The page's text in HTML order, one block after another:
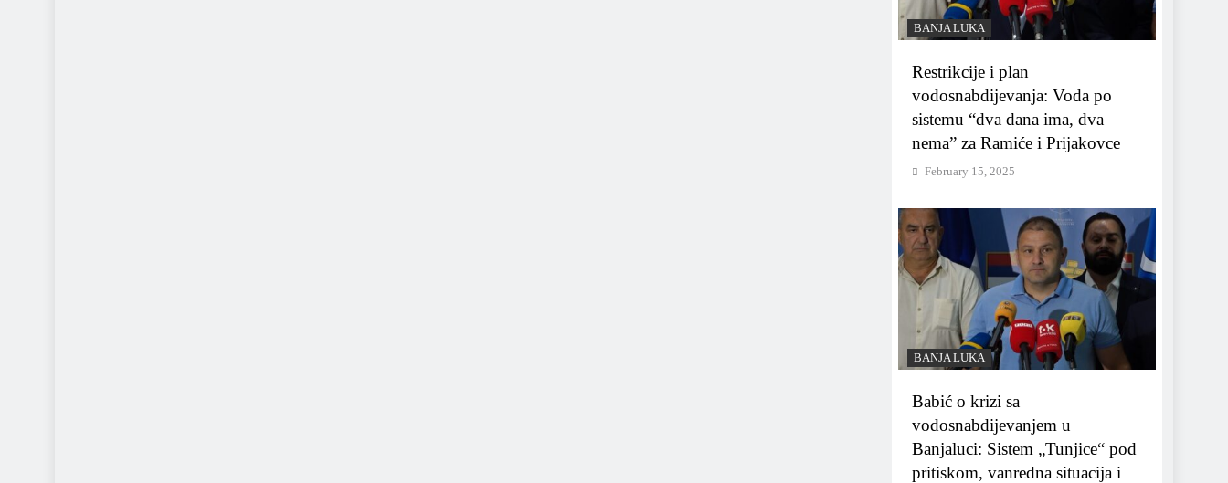
BANJA LUKA
Restrikcije i plan
vodosnabdijevanja: Voda po
sistemu “dva dana ima, dva
nema” za Ramiće i Prijakovce
February 15, 2025
BANJA LUKA
Babić o krizi sa
vodosnabdijevanjem u
Banjaluci: Sistem „Tunjice“ pod
pritiskom, vanredna situacija i